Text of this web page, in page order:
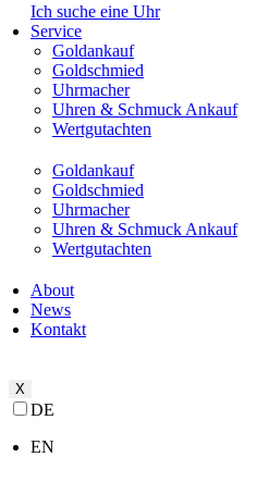
Ich suche eine Uhr
Service
Goldankauf
Goldschmied
Uhrmacher
Uhren & Schmuck Ankauf
Wertgutachten
Goldankauf
Goldschmied
Uhrmacher
Uhren & Schmuck Ankauf
Wertgutachten
About
News
Kontakt
X
DE
EN